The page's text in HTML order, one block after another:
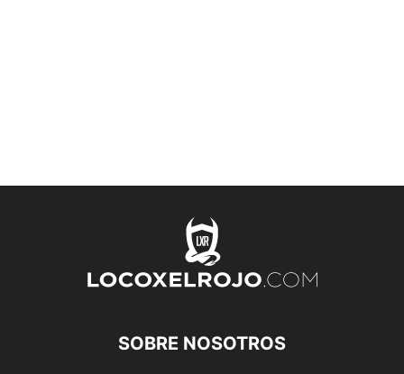
SOBRE NOSOTROS